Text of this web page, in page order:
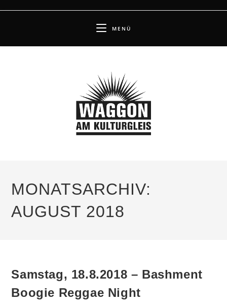
MENÜ
MONATSARCHIV:
AUGUST 2018
Samstag, 18.8.2018 – Bashment
Boogie Reggae Night